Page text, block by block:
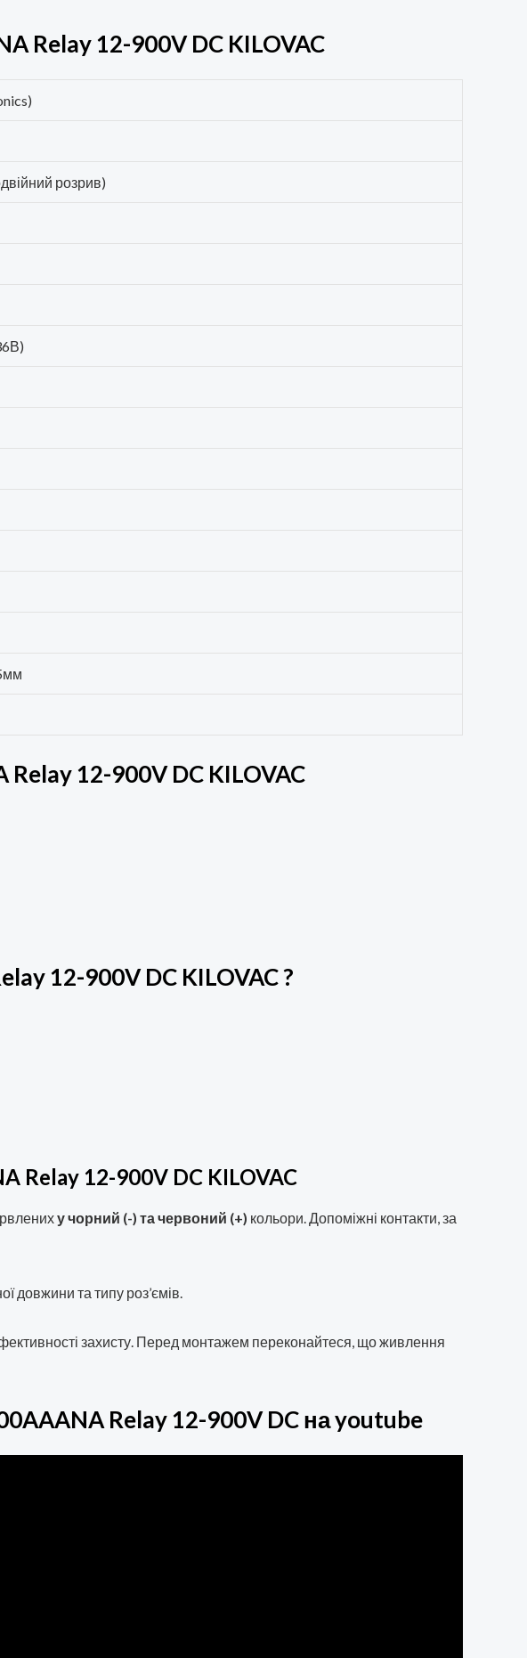
Relay 12-900V DC KILOVAC
розрив)
12-900V DC KILOVAC
12-900V DC KILOVAC?
Relay 12-900V DC KILOVAC
у чорний (-) та червоний (+) кольори. Допоміжні контакти, за
довжини та типу роз’ємів.
захисту. Перед монтажем переконайтеся, що живлення
Relay 12-900V DC на youtube